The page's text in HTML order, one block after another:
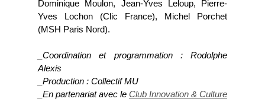
Dominique Moulon, Jean-Yves Leloup, Pierre-
Yves Lochon (Clic France), Michel Porchet
(MSH Paris Nord).
_Coordination et programmation : Rodolphe
Alexis
_Production : Collectif MU
_En partenariat avec le Club Innovation & Culture